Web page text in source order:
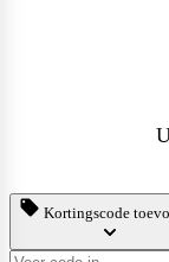
Kortingscode